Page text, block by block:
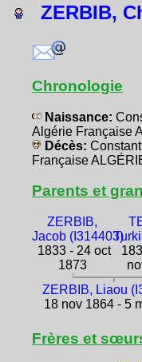
ZERBIB,
Chronologie
Naissance:
Algérie Française
Décès:
Française
Parents et
ZERBIB,
Jacob (I314403)
1833 - 24 oct
1873
ZERBIB, Liaou
18 nov 1864 - 5
Frères et